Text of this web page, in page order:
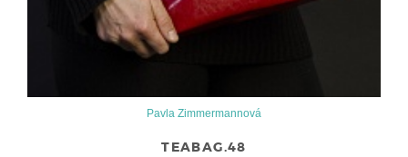
Pavla Zimmermannová
TEABAG.48